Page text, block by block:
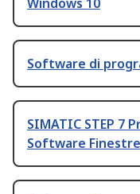
Windows 10
Software di
SIMATIC STEP 7
Software